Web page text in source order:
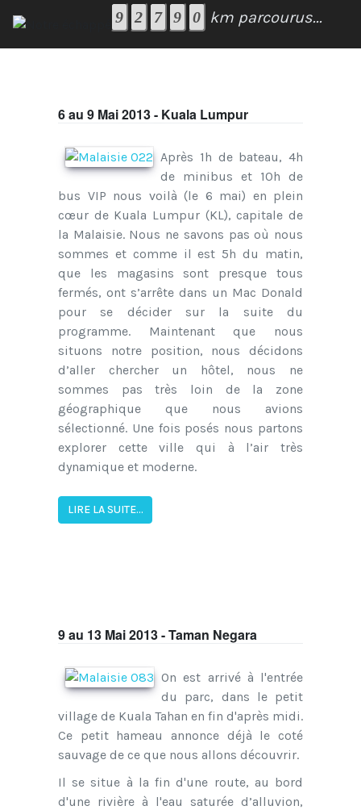
km parcourus...
6 au 9 Mai 2013 - Kuala Lumpur
Après 1h de bateau, 4h
de minibus et 10h de
bus VIP nous voilà (le 6 mai) en plein
cœur de Kuala Lumpur (KL), capitale de
la Malaisie. Nous ne savons pas où nous
sommes et comme il est 5h du matin,
que les magasins sont presque tous
fermés, ont s’arrête dans un Mac Donald
pour se décider sur la suite du
programme. Maintenant que nous
situons notre position, nous décidons
d’aller chercher un hôtel, nous ne
sommes pas très loin de la zone
géographique que nous avions
sélectionné. Une fois posés nous partons
explorer cette ville qui à l’air très
dynamique et moderne.
LIRE LA SUITE...
9 au 13 Mai 2013 - Taman Negara
On est arrivé à l'entrée
du parc, dans le petit
village de Kuala Tahan en fin d'après midi.
Ce petit hameau annonce déjà le coté
sauvage de ce que nous allons découvrir.
Il se situe à la fin d'une route, au bord
d'une rivière à l'eau saturée d’alluvion,